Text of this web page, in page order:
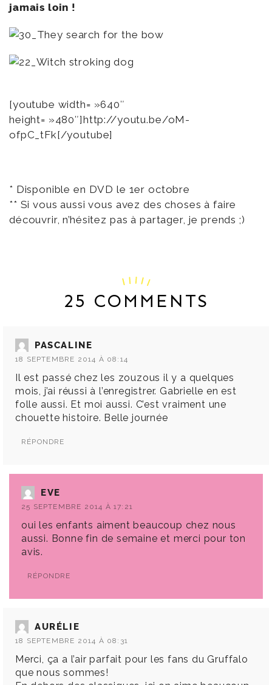
jamais loin !
[youtube width= »640″
height= »480″]http://youtu.be/oM-
ofpC_tFk[/youtube]
* Disponible en DVD le 1er octobre
** Si vous aussi vous avez des choses à faire
découvrir, n’hésitez pas à partager, je prends ;)
25 COMMENTS
PASCALINE
18 SEPTEMBRE 2014 À 08:14
Il est passé chez les zouzous il y a quelques
mois, j’ai réussi à l’enregistrer. Gabrielle en est
folle aussi. Et moi aussi. C’est vraiment une
chouette histoire. Belle journée
RÉPONDRE
EVE
25 SEPTEMBRE 2014 À 17:21
oui les enfants aiment beaucoup chez nous
aussi. Bonne fin de semaine et merci pour ton
avis.
RÉPONDRE
AURÉLIE
18 SEPTEMBRE 2014 À 08:31
Merci, ça a l’air parfait pour les fans du Gruffalo
que nous sommes!